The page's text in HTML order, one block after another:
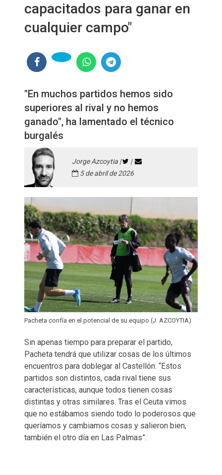
capacitados para ganar en
cualquier campo"
"En muchos partidos hemos sido
superiores al rival y no hemos
ganado", ha lamentado el técnico
burgalés
Jorge Azcoytia |
|
5 de abril de 2026
Pacheta confía en el potencial de su equipo (J. AZCOYTIA)
Sin apenas tiempo para preparar el partido,
Pacheta tendrá que utilizar cosas de los últimos
encuentros para doblegar al Castellón: “Estos
partidos son distintos, cada rival tiene sus
características, aunque todos tienen cosas
distintas y otras similares. Tras el Ceuta vimos
que no estábamos siendo todo lo poderosos que
queríamos y cambiamos cosas y salieron bien,
también el otro día en Las Palmas”.